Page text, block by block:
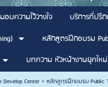
บความไว้วางใจ บริการที่ปรึ
หลักสูตรฝึกอบรม
บทความ หัวหน้างานยุคใหม่
Center> หลักสูตรฝึกอบรม Public